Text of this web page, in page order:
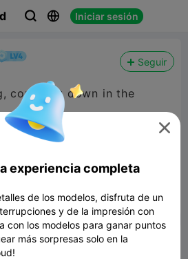
  Iniciar sesión
Seguir
comment down in the
8  

experiencia completa
de los modelos, disfruta de un
y de la impresión con
con los modelos para ganar puntos
más sorpresas solo en la